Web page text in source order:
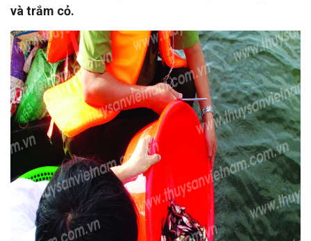
và trắm cỏ.